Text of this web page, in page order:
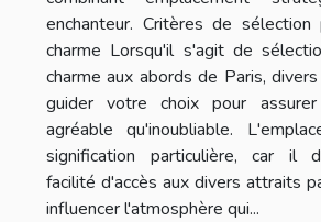
enchanteur. Critères de
charme Lorsqu'il s'agit de
charme aux abords de Paris,
guider votre choix pour
agréable qu'inoubliable.
signification particulière, car il
facilité d'accès aux divers attraits
influencer l'atmosphère qui...